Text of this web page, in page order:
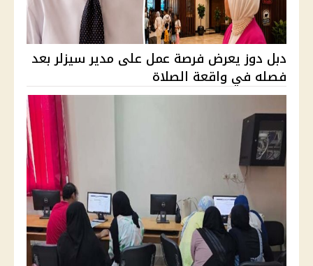
دبل دوز يعرض فرصة عمل على مدير سيزلر بعد
فصله في واقعة الصلاة